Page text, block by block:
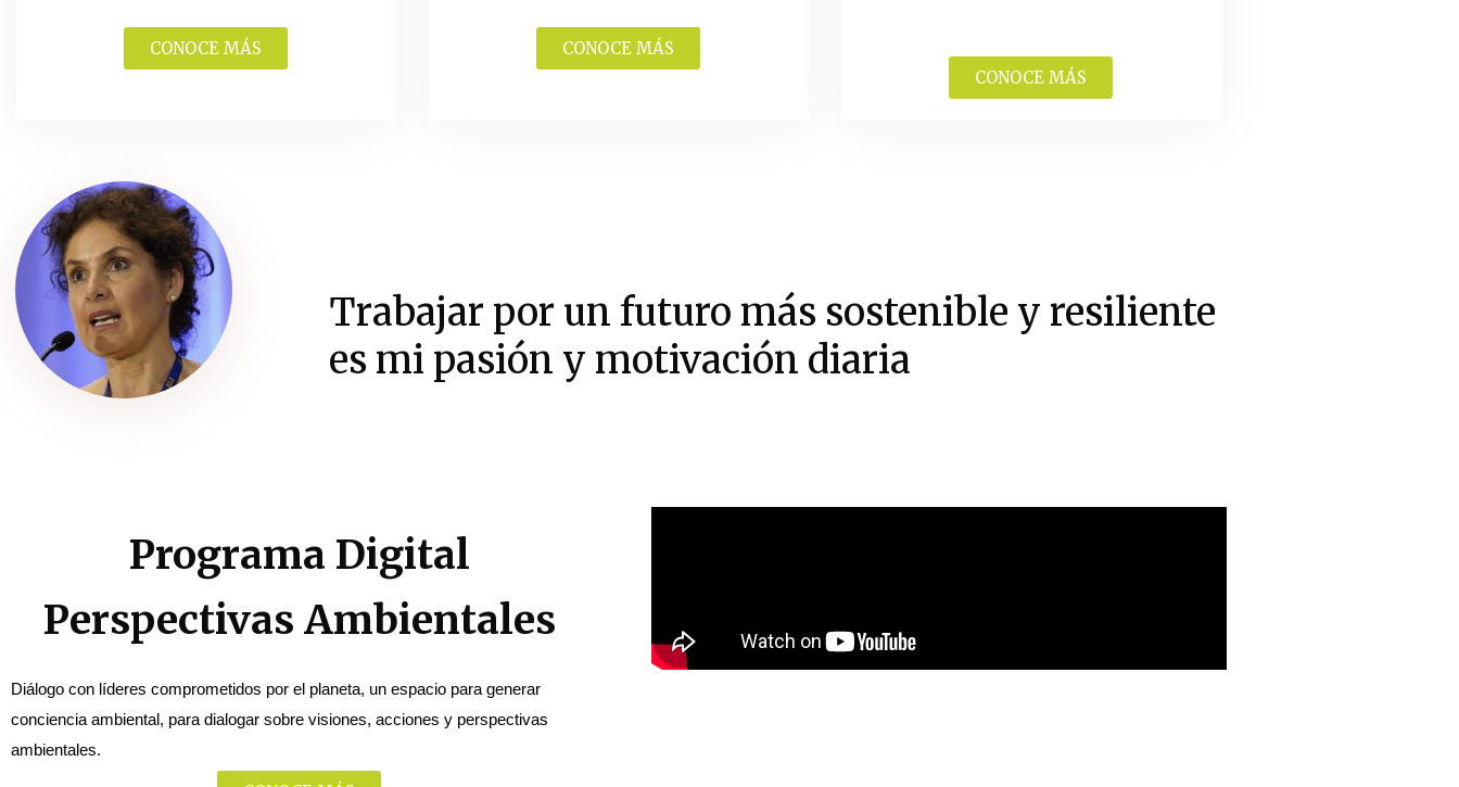
CONOCE MÁS CONOCE MÁS
CONOCE MÁS
Trabajar por un futuro más sostenible y resiliente
es mi pasión y motivación diaria
Programa Digital
Perspectivas Ambientales
Diálogo con líderes comprometidos por el planeta, un espacio para generar
conciencia ambiental, para dialogar sobre visiones, acciones y perspectivas
ambientales.